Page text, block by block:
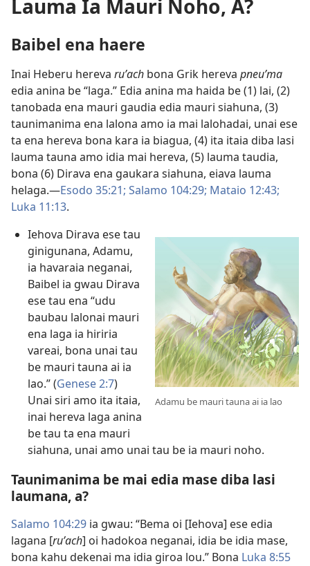
Lauma Ia Mauri Noho, A?
Baibel ena haere
Inai Heberu hereva ruʹach bona Grik hereva pneuʹma
edia anina be “laga.” Edia anina ma haida be (1) lai, (2)
tanobada ena mauri gaudia edia mauri siahuna, (3)
taunimanima ena lalona amo ia mai lalohadai, unai ese
ta ena hereva bona kara ia biagua, (4) ita itaia diba lasi
lauma tauna amo idia mai hereva, (5) lauma taudia,
bona (6) Dirava ena gaukara siahuna, eiava lauma
helaga.​—Esodo 35:21; Salamo 104:29; Mataio 12:43;
Luka 11:13.
Adamu be mauri tauna ai ia lao
Iehova Dirava ese tau
ginigunana, Adamu,
ia havaraia neganai,
Baibel ia gwau Dirava
ese tau ena “udu
baubau lalonai mauri
ena laga ia hiriria
vareai, bona unai tau
be mauri tauna ai ia
lao.” (Genese 2:7)
Unai siri amo ita itaia,
inai hereva laga anina
be tau ta ena mauri
siahuna, unai amo unai tau be ia mauri noho.
Taunimanima be mai edia mase diba lasi
laumana, a?
Salamo 104:29 ia gwau: “Bema oi [Iehova] ese edia
lagana [ruʹach] oi hadokoa neganai, idia be idia mase,
bona kahu dekenai ma idia giroa lou.” Bona Luka 8:55